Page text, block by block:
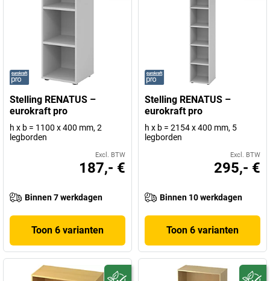
Stelling RENATUS –
eurokraft pro
h x b = 1100 x 400 mm, 2
legborden
Excl. BTW
187,- €
Binnen 7 werkdagen
Toon 6 varianten
Stelling RENATUS –
eurokraft pro
h x b = 2154 x 400 mm, 5
legborden
Excl. BTW
295,- €
Binnen 10 werkdagen
Toon 6 varianten